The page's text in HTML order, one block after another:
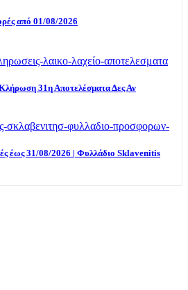
από 01/08/2026
31η Αποτελέσματα Δες Αν
31/08/2026 | Φυλλάδιο Sklavenitis